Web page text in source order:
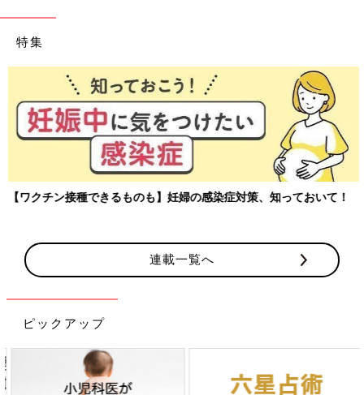
特集
【ワクチン接種できるものも】妊婦の感染症対策、知っておいて！
連載一覧へ
ピックアップ